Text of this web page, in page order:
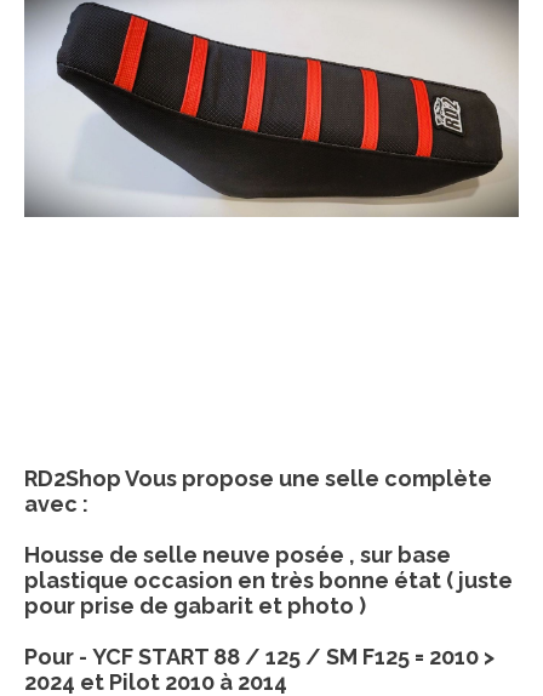
RD2Shop Vous propose une selle complète
avec :
Housse de selle neuve posée , sur base
plastique occasion en très bonne état ( juste
pour prise de gabarit et photo )
Pour - YCF START 88 / 125 / SM F125 = 2010 >
2024 et Pilot 2010 à 2014